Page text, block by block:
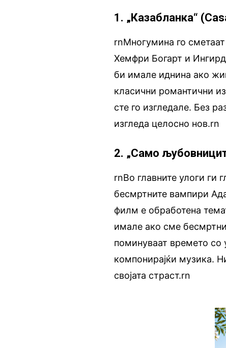
1. „Казабланка“
rnМногумина го
Хемфри Богарт и
би имале иднина ако
класични романтични
сте го изгледале. Без
изгледа целосно нов.rn
2. „Само
rnВо главните улоги ги
бесмртните вампири
филм е обработена
имале ако сме
поминуваат времето со
компонирајќи музика.
својата страст.rn